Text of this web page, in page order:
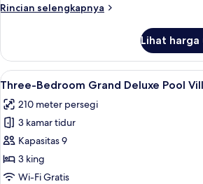
Villa
Rincian selengkapnya
Rincian
Two-
Bedroom
Deluxe
Villa
Central
Lihat
Lihat
semua
foto
untuk
Three-
Bedroom
Grand
Three-
12
Three-Bedroom Grand Deluxe Pool
210 meter persegi
3 kamar tidur
Kapasitas 9
3 king
Wi-Fi Gratis